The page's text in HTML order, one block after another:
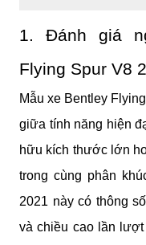
1. Đánh giá
Flying Spur V8
Mẫu xe Bentley
giữa tính năng hiện
hữu kích thước lớn
trong cùng phân
2021 này có thông
và chiều cao lần